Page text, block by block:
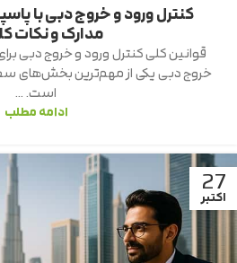
کنترل ورود و خروج دبی با
مدارک و نکات
قوانین کلی کنترل ورود و خروج دبی
خروج دبی یکی از مهم‌ترین بخش‌های سفر
است. ...
ادامه مطلب
27
اکتبر